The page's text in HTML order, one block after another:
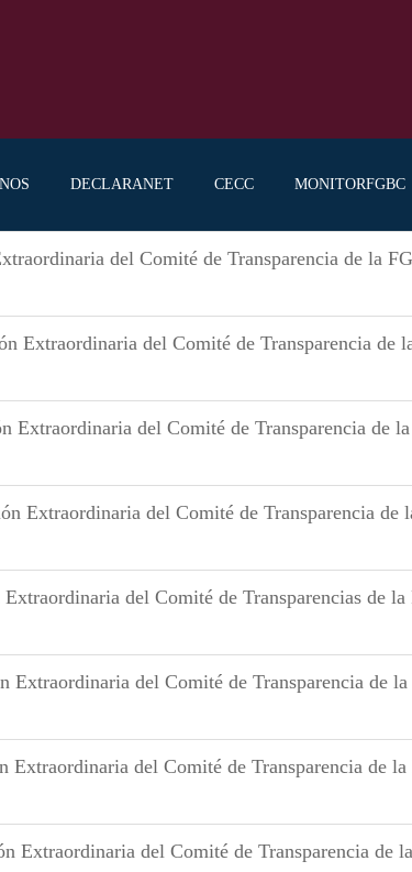
DECLARANET CECC MONITORFGBC
del Comité de Transparencia de la
Extraordinaria del Comité de Transparencia de
Extraordinaria del Comité de Transparencia de
Extraordinaria del Comité de Transparencia de
del Comité de Transparencias de la
Extraordinaria del Comité de Transparencia de la
Extraordinaria del Comité de Transparencia de la
Extraordinaria del Comité de Transparencia de